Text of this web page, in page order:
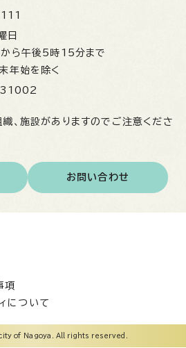
日
ら午後5時15分まで
年始を除く
、施設がありますのでご注意くださ
お問い合わせ
項
について
of Nagoya. All rights reserved.